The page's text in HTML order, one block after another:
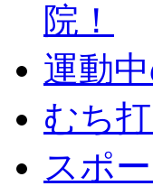
院！
運動
むち
スポ